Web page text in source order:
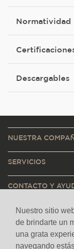
Nuestro sitio
de brindarte un
una grata
navegando
Normatividad
Descargables
NUESTRA
SERVICIOS
CONTACTO Y